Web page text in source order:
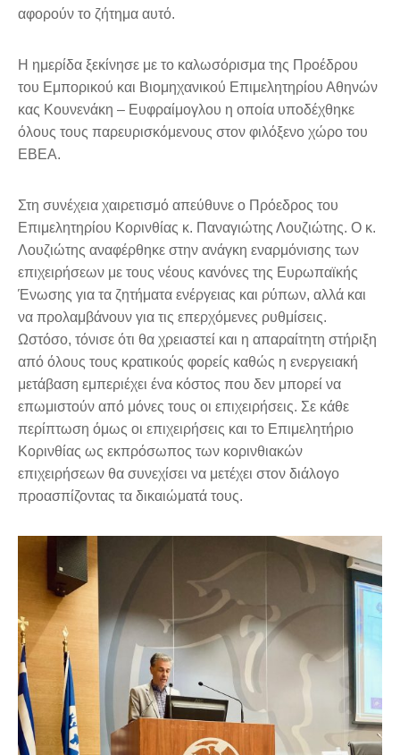
αφορούν το ζήτημα αυτό.
Η ημερίδα ξεκίνησε με το καλωσόρισμα της Προέδρου
του Εμπορικού και Βιομηχανικού Επιμελητηρίου Αθηνών
κας Κουνενάκη – Ευφραίμογλου η οποία υποδέχθηκε
όλους τους παρευρισκόμενους στον φιλόξενο χώρο του
ΕΒΕΑ.
Στη συνέχεια χαιρετισμό απεύθυνε ο Πρόεδρος του
Επιμελητηρίου Κορινθίας κ. Παναγιώτης Λουζιώτης. Ο κ.
Λουζιώτης αναφέρθηκε στην ανάγκη εναρμόνισης των
επιχειρήσεων με τους νέους κανόνες της Ευρωπαϊκής
Ένωσης για τα ζητήματα ενέργειας και ρύπων, αλλά και
να προλαμβάνουν για τις επερχόμενες ρυθμίσεις.
Ωστόσο, τόνισε ότι θα χρειαστεί και η απαραίτητη στήριξη
από όλους τους κρατικούς φορείς καθώς η ενεργειακή
μετάβαση εμπεριέχει ένα κόστος που δεν μπορεί να
επωμιστούν από μόνες τους οι επιχειρήσεις. Σε κάθε
περίπτωση όμως οι επιχειρήσεις και το Επιμελητήριο
Κορινθίας ως εκπρόσωπος των κορινθιακών
επιχειρήσεων θα συνεχίσει να μετέχει στον διάλογο
προασπίζοντας τα δικαιώματά τους.